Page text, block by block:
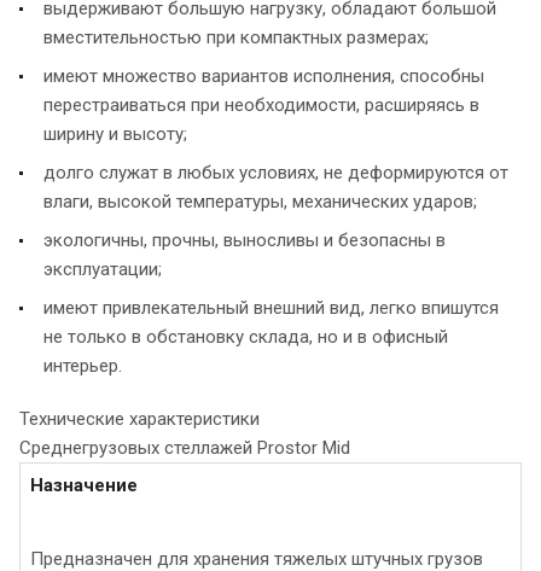
выдерживают большую нагрузку, обладают большой
вместительностью при компактных размерах;
имеют множество вариантов исполнения, способны
перестраиваться при необходимости, расширяясь в
ширину и высоту;
долго служат в любых условиях, не деформируются от
влаги, высокой температуры, механических ударов;
экологичны, прочны, выносливы и безопасны в
эксплуатации;
имеют привлекательный внешний вид, легко впишутся
не только в обстановку склада, но и в офисный
интерьер.
Технические характеристики
Среднегрузовых стеллажей Prostor Mid
Назначение
Предназначен для хранения тяжелых штучных грузов